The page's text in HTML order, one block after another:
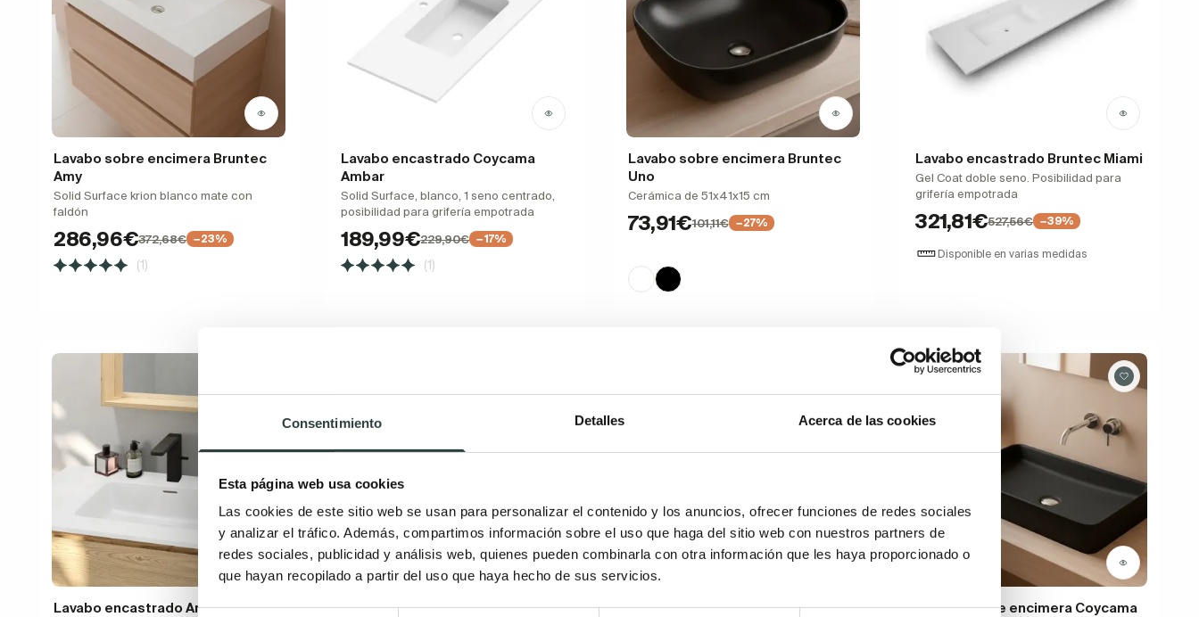
Consentimiento Detalles Acerca de las cookies
Esta página web usa cookies
Las cookies de este sitio web se usan para personalizar el contenido y los anuncios, ofrecer funciones de redes sociales
y analizar el tráfico. Además, compartimos información sobre el uso que haga del sitio web con nuestros partners de
redes sociales, publicidad y análisis web, quienes pueden combinarla con otra información que les haya proporcionado o
que hayan recopilado a partir del uso que haya hecho de sus servicios.
Lavabo sobre encimera Bruntec
Amy
Solid Surface krion blanco mate con
faldón
286,96€372,68€ −23%
(1)
Lavabo encastrado Coycama
Ambar
Solid Surface, blanco, 1 seno centrado,
posibilidad para grifería empotrada
189,99€229,90€ −17%
(1)
Lavabo sobre encimera Bruntec
Uno
Cerámica de 51x41x15 cm
73,91€101,11€ −27%
Lavabo encastrado Bruntec Miami
Gel Coat doble seno. Posibilidad para
grifería empotrada
321,81€527,56€ −39%
Disponible en varias medidas
Lavabo encastrado Art and Bath
Lavabo encastrado Bruntec Italia Lavabo encastrado Bruntec Ideal
Novedad
Lavabo sobre encimera Coycama